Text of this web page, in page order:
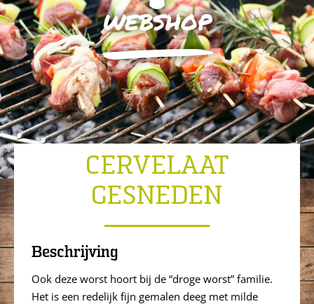
webshop
CERVELAAT
GESNEDEN
Beschrijving
Ook deze worst hoort bij de “droge worst” familie.
Het is een redelijk fijn gemalen deeg met milde